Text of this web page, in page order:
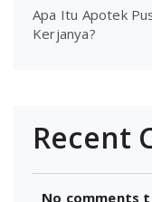
Apa Itu Apotek
Kerjanya?
Recent
No comments